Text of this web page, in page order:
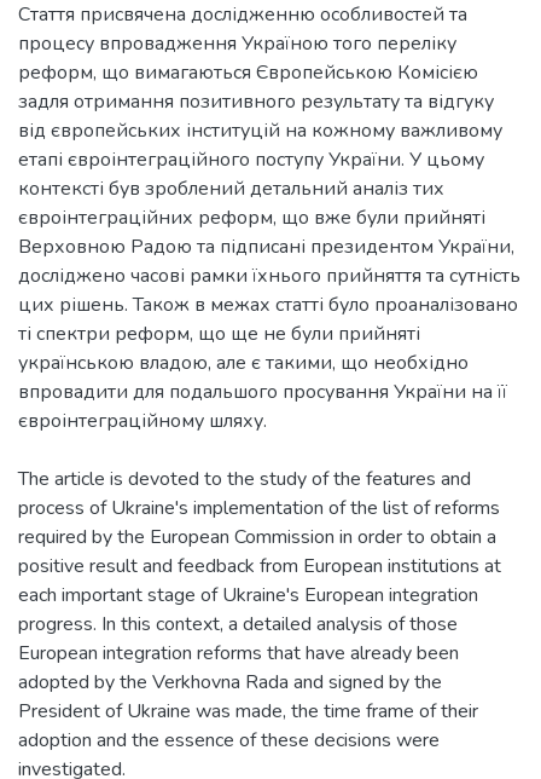
Стаття присвячена дослідженню особливостей та
процесу впровадження Україною того переліку
реформ, що вимагаються Європейською Комісією
задля отримання позитивного результату та відгуку
від європейських інституцій на кожному важливому
етапі євроінтеграційного поступу України. У цьому
контексті був зроблений детальний аналіз тих
євроінтеграційних реформ, що вже були прийняті
Верховною Радою та підписані президентом України,
досліджено часові рамки їхнього прийняття та сутність
цих рішень. Також в межах статті було проаналізовано
ті спектри реформ, що ще не були прийняті
українською владою, але є такими, що необхідно
впровадити для подальшого просування України на її
The article is devoted to the study of the features and
process of Ukraine's implementation of the list of reforms
required by the European Commission in order to obtain a
positive result and feedback from European institutions at
each important stage of Ukraine's European integration
progress. In this context, a detailed analysis of those
European integration reforms that have already been
adopted by the Verkhovna Rada and signed by the
President of Ukraine was made, the time frame of their
adoption and the essence of these decisions were
investigated.